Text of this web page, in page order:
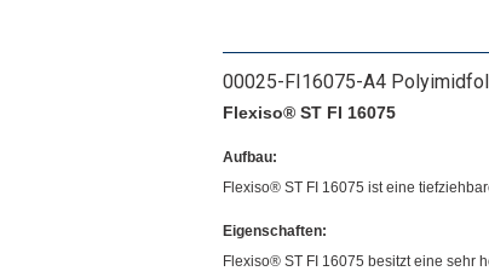
00025-FI16075-A4
Flexiso® ST FI 16075
Aufbau:
Flexiso® ST FI 16075 ist eine
Eigenschaften:
Flexiso® ST FI 16075 besitzt eine sehr